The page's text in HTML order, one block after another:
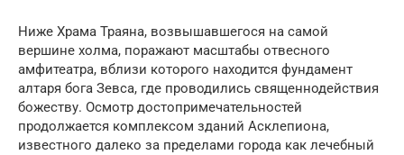
Ниже Храма Траяна, возвышавшегося на самой
вершине холма, поражают масштабы отвесного
амфитеатра, вблизи которого находится фундамент
алтаря бога Зевса, где проводились священнодействия
божеству. Осмотр достопримечательностей
продолжается комплексом зданий Асклепиона,
известного далеко за пределами города как лечебный